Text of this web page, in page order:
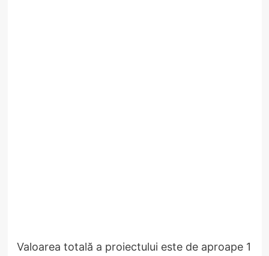
Valoarea totală a proiectului este de aproape 1